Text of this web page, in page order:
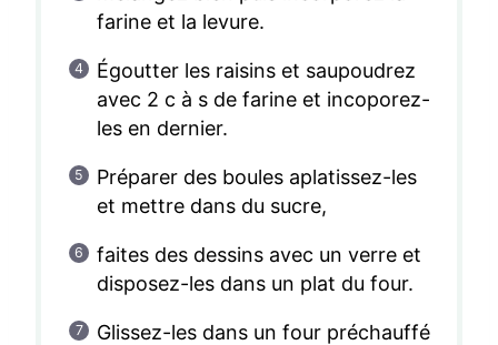
farine et la levure.
Égoutter les raisins et saupoudrez
avec 2 c à s de farine et incoporez-
les en dernier.
Préparer des boules aplatissez-les
et mettre dans du sucre,
faites des dessins avec un verre et
disposez-les dans un plat du four.
Glissez-les dans un four préchauffé